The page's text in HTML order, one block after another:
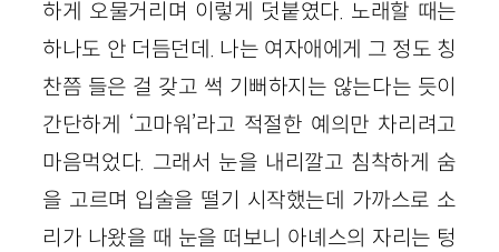
하게 오물거리며 이렇게 덧붙였다. 노래할 때는
하나도 안 더듬던데. 나는 여자애에게 그 정도 칭
찬쯤 들은 걸 갖고 썩 기뻐하지는 않는다는 듯이
간단하게 ‘고마워’라고 적절한 예의만 차리려고
마음먹었다. 그래서 눈을 내리깔고 침착하게 숨
을 고르며 입술을 떨기 시작했는데 가까스로 소
리가 나왔을 때 눈을 떠보니 아녜스의 자리는 텅